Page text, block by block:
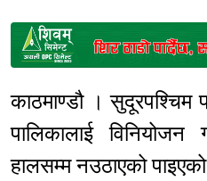
काठमाण्डौ । सुदूरपश्चिम
पालिकालाई
हालसम्म नउठाएको